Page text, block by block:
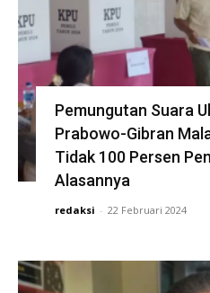
Pemungutan Suara
Prabowo-Gibran
Tidak 100 Persen
Alasannya
redaksi - 22 Februari 2024